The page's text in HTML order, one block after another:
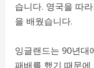
습니다. 영국을 따
을 배웠습니다.
잉글랜드는 90년대
패배를 했기 때문